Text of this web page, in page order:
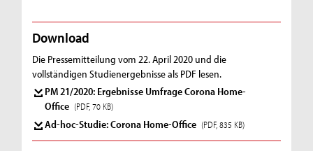
Download
Die Pressemitteilung vom 22. April 2020 und die
vollständigen Studienergebnisse als PDF lesen.
PM 21/2020: Ergebnisse Umfrage Corona Home-
Office (PDF, 70 KB)
Ad-hoc-Studie: Corona Home-Office (PDF, 835 KB)